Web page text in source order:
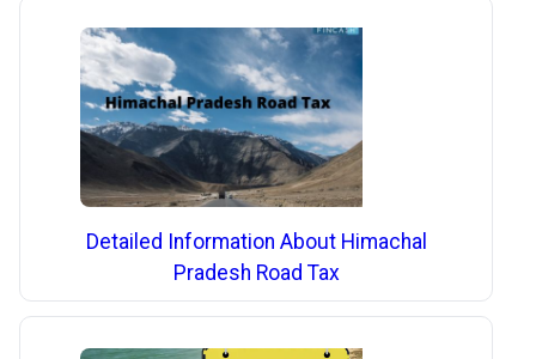
Detailed Information About Himachal
Pradesh Road Tax